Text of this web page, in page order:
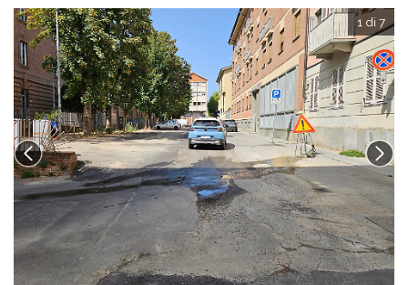
1 di 7